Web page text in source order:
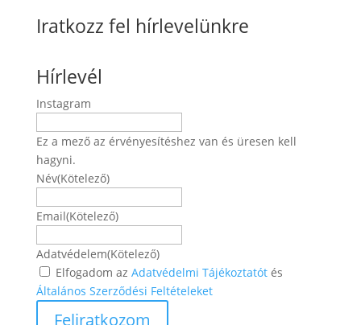
Iratkozz fel hírlevelünkre
Hírlevél
Instagram
Ez a mező az érvényesítéshez van és üresen kell
hagyni.
Név(Kötelező)
Email(Kötelező)
Adatvédelem(Kötelező)
Elfogadom az Adatvédelmi Tájékoztatótés
Általános Szerződési Feltételeket